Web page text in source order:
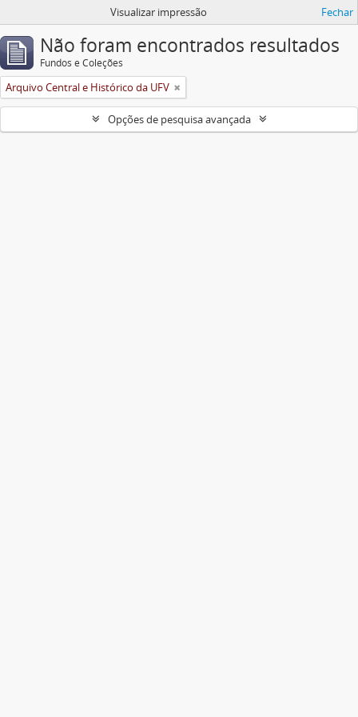
Visualizar impressão Fechar
Não foram encontrados resultados
Fundos e Coleções
Arquivo Central e Histórico da UFV
Opções de pesquisa avançada